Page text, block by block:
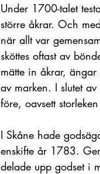
Under 1700-talet
större åkrar. Och
när allt var
sköttes oftast av
mätte in åkrar,
av marken. I slutet
före, oavsett
I Skåne hade
enskifte år 1783.
delade upp godset i